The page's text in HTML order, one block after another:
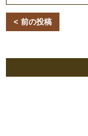
< 前の投稿